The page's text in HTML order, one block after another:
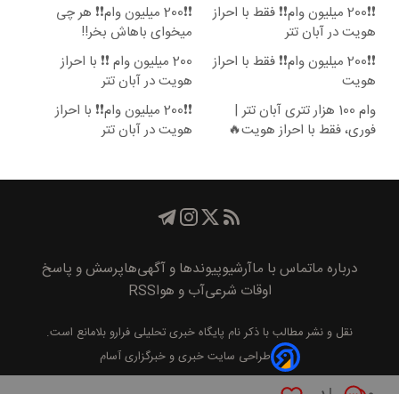
❗❗200 میلیون وام❗❗ فقط با احراز
هویت در آبان تتر
❗❗200 میلیون وام❗❗ هر چی
میخوای باهاش بخر!!
❗❗200 میلیون وام❗❗ فقط با احراز
هویت
200 میلیون وام ❗❗ با احراز
هویت در آبان تتر
وام 100 هزار تتری آبان تتر |
فوری، فقط با احراز هویت🔥
❗❗200 میلیون وام❗❗ با احراز
هویت در آبان تتر
درباره ماتماس با ماآرشیوپیوند‌ها و آگهی‌هاپرسش و پاسخ
اوقات شرعیآب و هواRSS
نقل و نشر مطالب با ذکر نام پايگاه خبری تحليلی فرارو بلامانع است.
طراحی سایت خبری و خبرگزاری آسام